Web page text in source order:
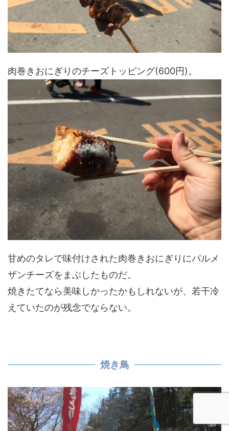
肉巻きおにぎりのチーズトッピング(600円)。
甘めのタレで味付けされた肉巻きおにぎりにパルメ
ザンチーズをまぶしたものだ。
焼きたてなら美味しかったかもしれないが、若干冷
えていたのが残念でならない。
焼き鳥